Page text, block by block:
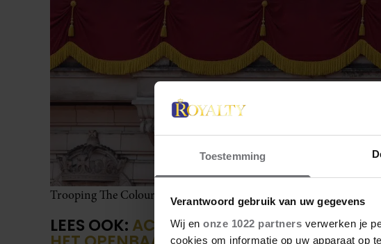
Toestemming
Verantwoord gebruik van uw gegevens
Wij en onze 1022 partners verwerken je
cookies om informatie op uw apparaat op
Trooping The Colour 2024
LEES OOK: ACTUEEL: PRINSES CATHERINE